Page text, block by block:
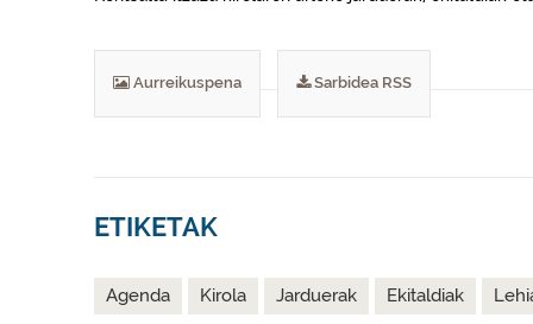
Aurreikuspena Sarbidea RSS
ETIKETAK
Agenda Kirola Jarduerak Ekitaldiak